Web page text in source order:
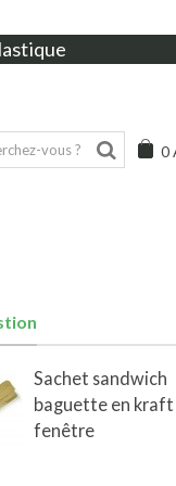
0
Sachet sandwich
baguette en kraft
fenêtre